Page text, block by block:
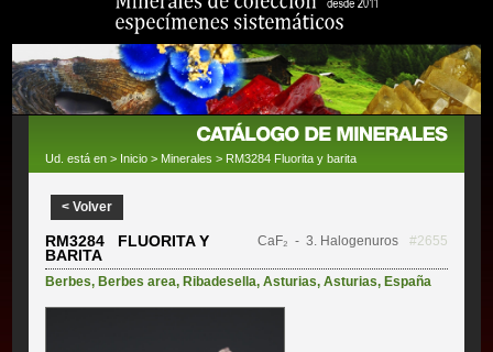
Ud. está en > Inicio > Minerales > RM3284 Fluorita y barita
< Volver
RM3284 FLUORITA Y
BARITA
CaF₂ - 3. Halogenuros #2655
Berbes,Berbes area,Ribadesella,Asturias,Asturias,España